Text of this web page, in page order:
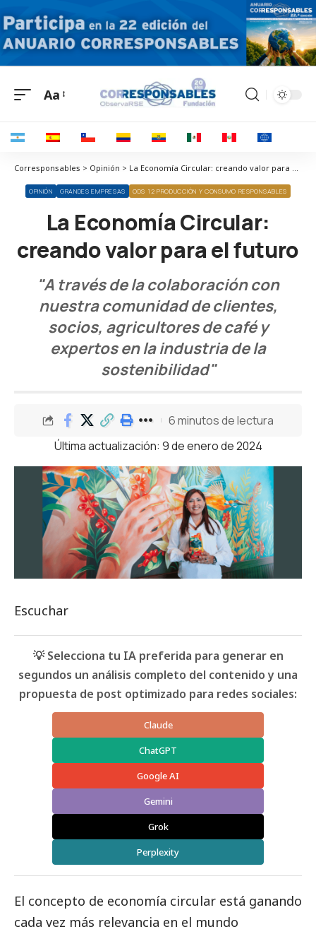
Aa
Corresponsables > Opinión > La Economía Circular: creando valor para el futuro
OPINIÓN GRANDES EMPRESAS ODS 12 PRODUCCIÓN Y CONSUMO RESPONSABLES
La Economía Circular:
creando valor para el futuro
"A través de la colaboración con
nuestra comunidad de clientes,
socios, agricultores de café y
expertos en la industria de la
sostenibilidad"
Última actualización: 9 de enero de 2024
6 minutos de lectura
Escuchar
💡 Selecciona tu IA preferida para generar en
segundos un análisis completo del contenido y una
propuesta de post optimizado para redes sociales:
Claude
ChatGPT
Google AI
Gemini
Grok
Perplexity
El concepto de economía circular está ganando
cada vez más relevancia en el mundo